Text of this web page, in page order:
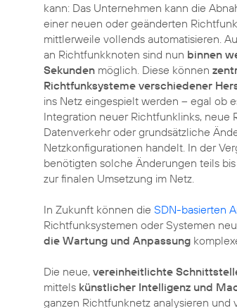
kann: Das Unternehmen kann die
einer neuen oder geänderten
mittlerweile vollends automatisieren.
an Richtfunkknoten sind nun binnen
Sekunden möglich. Diese können
Richtfunksysteme verschiedener
ins Netz eingespielt werden – egal ob
Integration neuer Richtfunklinks, neue
Datenverkehr oder grundsätzliche
Netzkonfigurationen handelt. In der
benötigten solche Änderungen teils
zur finalen Umsetzung im Netz.
In Zukunft können die SDN-basierten
Richtfunksystemen oder Systemen
die Wartung und Anpassung
Die neue, vereinheitlichte
mittels künstlicher Intelligenz und
ganzen Richtfunknetz analysieren und